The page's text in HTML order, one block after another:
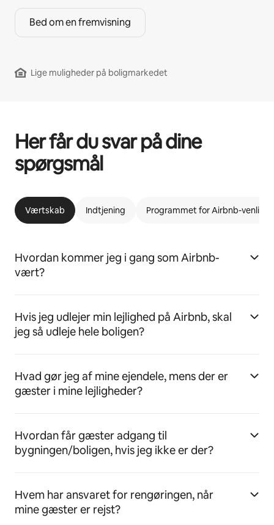
Bed om en fremvisning
Lige muligheder på boligmarkedet
Her får du svar på dine
spørgsmål
Værtskab Indtjening Programmet for Airbnb-venlige
Hvordan kommer jeg i gang som Airbnb-
vært?
Hvis jeg udlejer min lejlighed på Airbnb, skal
jeg så udleje hele boligen?
Hvad gør jeg af mine ejendele, mens der er
gæster i mine lejligheder?
Hvordan får gæster adgang til
bygningen/boligen, hvis jeg ikke er der?
Hvem har ansvaret for rengøringen, når
mine gæster er rejst?